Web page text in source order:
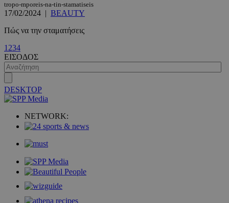
tropo-mporeis-na-tin-stamatiseis
17/02/2024 | BEAUTY
Πώς να την σταματήσεις
1 234
ΕΙΣΟΔΟΣ
DESKTOP
NETWORK:VISITOR_PRIVACY_METADATA